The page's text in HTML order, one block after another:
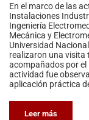
En el marco de las
Instalaciones
Ingeniería
Mecánica y
Universidad
realizaron una visita
acompañados por el
actividad fue
aplicación práctica
Leer más